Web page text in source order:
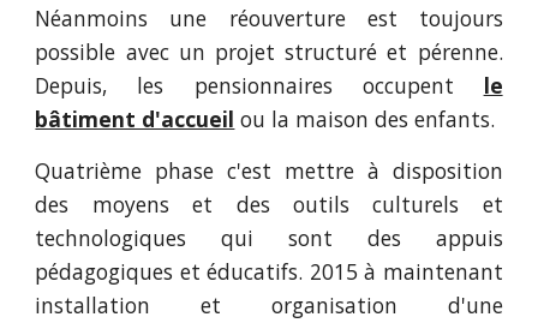
Néanmoins une réouverture est toujours
possible avec un projet structuré et pérenne.
Depuis, les pensionnaires occupent le
bâtiment d'accueil ou la maison des enfants.
Quatrième phase c'est mettre à disposition
des moyens et des outils culturels et
technologiques qui sont des appuis
pédagogiques et éducatifs. 2015 à maintenant
installation et organisation d'une